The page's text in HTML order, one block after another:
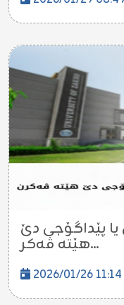
یا پێداگۆجى دێ
هێتە ڤەکر...
2026/01/26 11:14